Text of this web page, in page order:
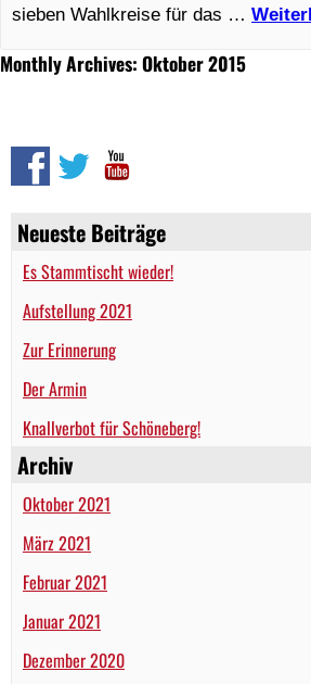
Neueste Beiträge
Es Stammtischt wieder!
Aufstellung 2021
Zur Erinnerung
Der Armin
Knallverbot für Schöneberg!
Archiv
Oktober 2021
März 2021
Februar 2021
Januar 2021
Dezember 2020
Monthly Archives: Oktober 2015
sieben Wahlkreise für das …